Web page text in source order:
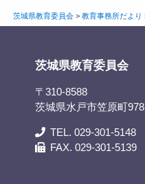
茨城県教育委員会> 教育事務所だより
茨城県教育委員会
〒310-8588
茨城県水戸市笠原町
TEL. 029-301-5148
FAX. 029-301-5139